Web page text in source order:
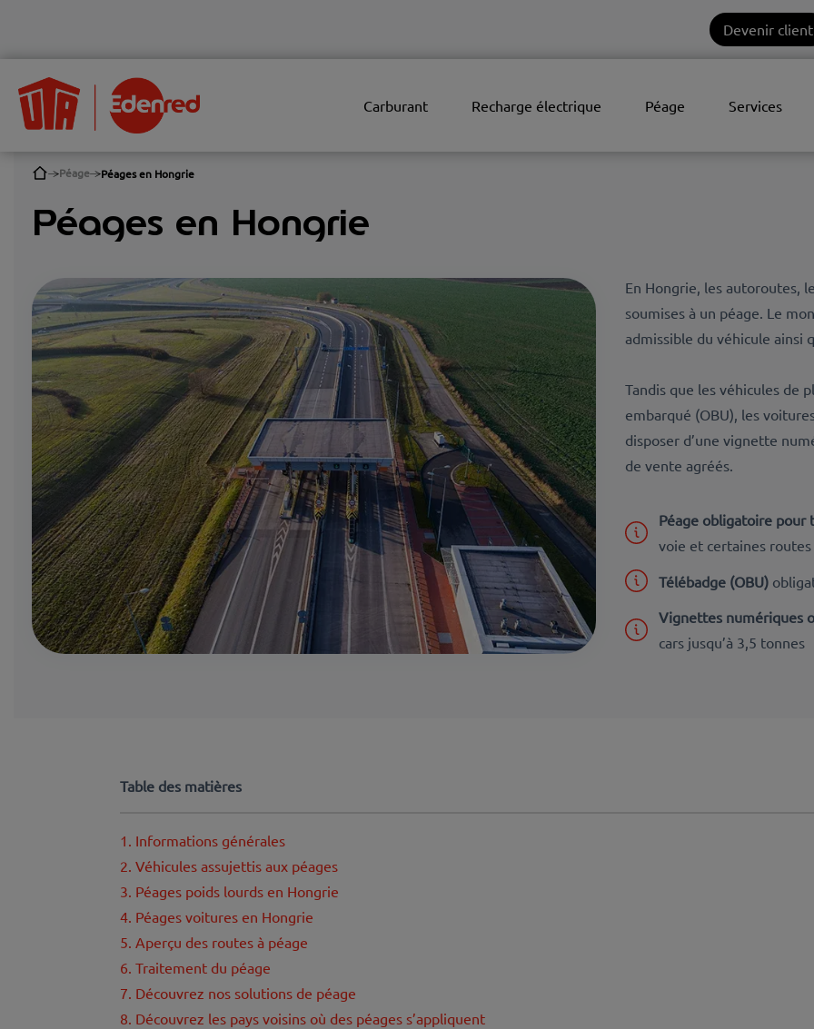
Devenir client
Carburant Recharge électrique Péage Services
Péage Péages en Hongrie
Péages en Hongrie
En Hongrie, les autoroutes,
soumises à un péage. Le
admissible du véhicule ainsi
Tandis que les véhicules de
embarqué (OBU), les
disposer d’une vignette
de vente agréés.
Péage obligatoire pour
voie et certaines
Télébadge (OBU)
Vignettes numériques
cars jusqu’à 3,5 tonnes
Table des matières
1. Informations générales
2. Véhicules assujettis aux péages
3. Péages poids lourds en Hongrie
4. Péages voitures en Hongrie
5. Aperçu des routes à péage
6. Traitement du péage
7. Découvrez nos solutions de péage
8. Découvrez les pays voisins où des péages s’appliquent